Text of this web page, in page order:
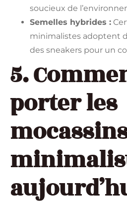
soucieux de
Semelles hybrides :
minimalistes adoptent
des sneakers pour un
5.
porter les